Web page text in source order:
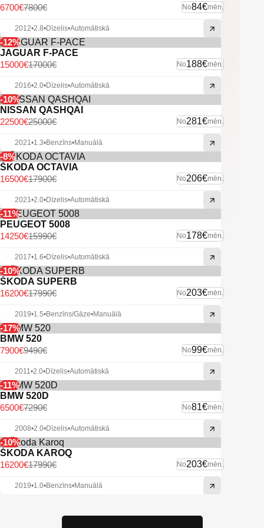
Līniju asistents
Start/Stop sistēma
Citas ekstras
No84€mēn.
7800€
6700€
2012•2.8•Dīzelis•Automātiskā
-12%
JAGUAR F-PACE
No188€mēn.
17000€
15000€
2016•2.0•Dīzelis•Automātiskā
-10%
NISSAN QASHQAI
No281€mēn.
25000€
22500€
2021•1.3•Benzīns•Manuālā
-8%
ŠKODA OCTAVIA
No206€mēn.
17900€
16500€
2021•2.0•Dīzelis•Automātiskā
-11%
PEUGEOT 5008
No178€mēn.
15990€
14250€
2017•1.6•Dīzelis•Automātiskā
-10%
ŠKODA SUPERB
No203€mēn.
17990€
16200€
2019•1.5•Benzīns/Gāze•Manuālā
-17%
BMW 520
No99€mēn.
9490€
7900€
2011•2.0•Dīzelis•Automātiskā
-11%
BMW 520D
No81€mēn.
7290€
6500€
2008•2.0•Dīzelis•Automātiskā
-10%
ŠKODA KAROQ
No203€mēn.
17990€
16200€
2019•1.0•Benzīns•Manuālā